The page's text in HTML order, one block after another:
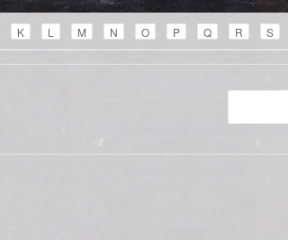
K L M N O P Q R S